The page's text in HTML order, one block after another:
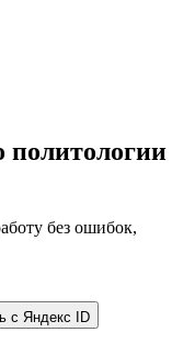
без ошибок,
с Яндекс ID